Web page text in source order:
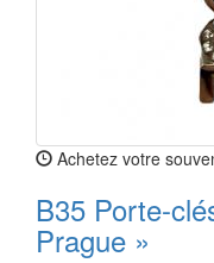
Achetez votre
B35 Porte-
Prague »